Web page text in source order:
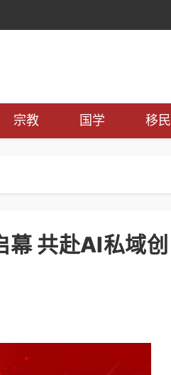
宗教 国学 移民
幕 共赴AI私域创